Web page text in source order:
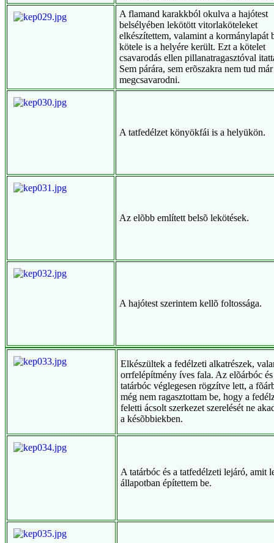
A flamand karakkból okulva a hajótest
belsélyében lekötött vitorlaköteleket
elkészítettem, valamint a kormánylapát
kötele is a helyére került. Ezt a kötelet
csavarodás ellen pillanatragasztóval
Sem párára, sem erõszakra nem tud már
megcsavarodni.
A tatfedélzet könyökfái is a helyükön.
Az elõbb említett belsõ lekötések.
A hajótest szerintem kellõ foltossága.
Elkészültek a fedélzeti alkatrészek,
orrfelépítmény íves fala. Az elõárbóc és
tatárbóc véglegesen rögzítve lett, a
még nem ragasztottam be, hogy a
feletti ácsolt szerkezet szerelését ne
a késõbbiekben.
A tatárbóc és a tatfedélzeti lejáró, amit
állapotban építettem be.